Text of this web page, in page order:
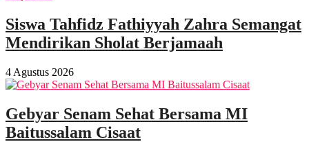
Siswa Tahfidz Fathiyyah Zahra Semangat
Mendirikan Sholat Berjamaah
4 Agustus 2026
Gebyar Senam Sehat Bersama MI
Baitussalam Cisaat